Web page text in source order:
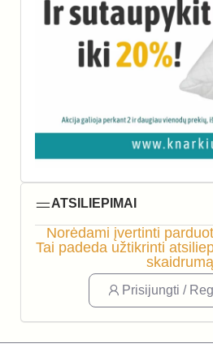
ATSILIEPIMAI
Norėdami įvertinti
Tai padeda užtikrinti
Prisijungti /